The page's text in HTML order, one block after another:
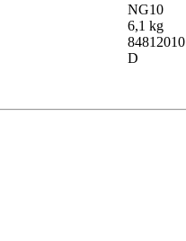
NG10
6,1 kg
84812010
D